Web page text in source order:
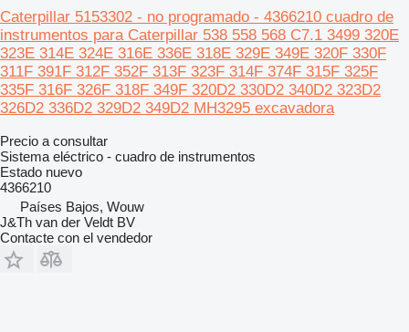
Caterpillar 5153302 - no programado - 4366210 cuadro de
instrumentos para Caterpillar 538 558 568 C7.1 3499 320E
323E 314E 324E 316E 336E 318E 329E 349E 320F 330F
311F 391F 312F 352F 313F 323F 314F 374F 315F 325F
335F 316F 326F 318F 349F 320D2 330D2 340D2 323D2
326D2 336D2 329D2 349D2 MH3295 excavadora
Precio a consultar
Sistema eléctrico - cuadro de instrumentos
Estado nuevo
4366210
Países Bajos, Wouw
J&Th van der Veldt BV
Contacte con el vendedor